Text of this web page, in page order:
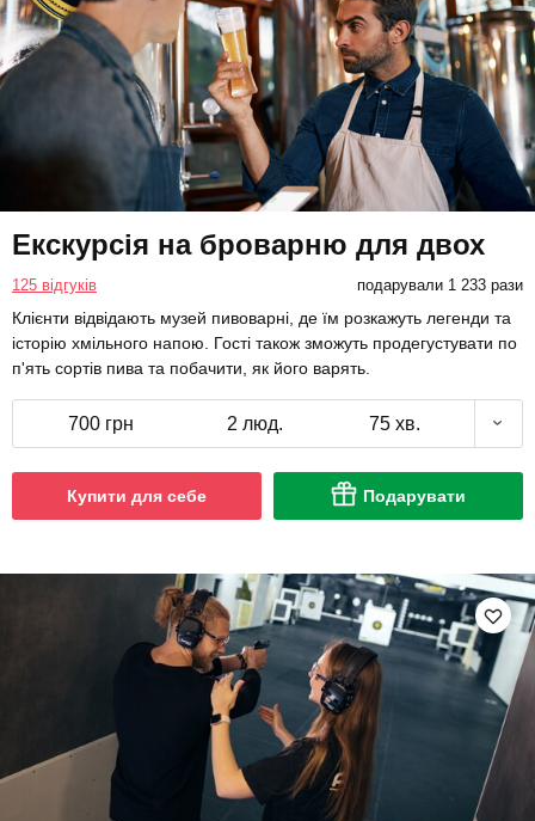
Екскурсія на броварню для двох
125 відгуків подарували 1 233 рази
Клієнти відвідають музей пивоварні, де їм розкажуть легенди та
історію хмільного напою. Гості також зможуть продегустувати по
п'ять сортів пива та побачити, як його варять.
700 грн 2 люд. 75 хв.
Купити для себе Подарувати